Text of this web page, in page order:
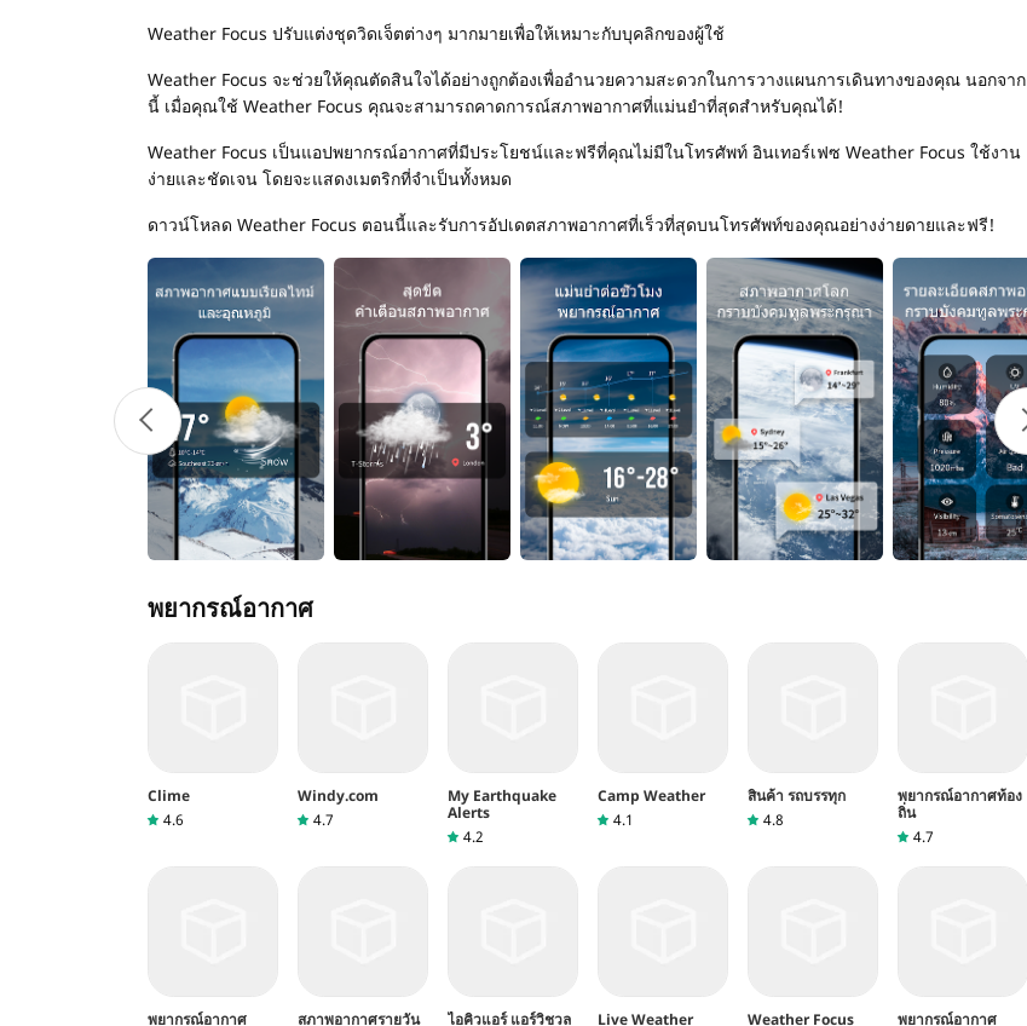
Weather Focus ปรับแต่งชุดวิดเจ็ตต่างๆ มากมายเพื่อให้เหมาะกับบุคลิกของผู้ใช้
Weather Focus จะช่วยให้คุณตัดสินใจได้อย่างถูกต้องเพื่ออำนวยความสะดวกในการวางแผนการเดินทางของคุณ นอกจาก
นี้ เมื่อคุณใช้ Weather Focus คุณจะสามารถคาดการณ์สภาพอากาศที่แม่นยำที่สุดสำหรับคุณได้!
Weather Focus เป็นแอปพยากรณ์อากาศที่มีประโยชน์และฟรีที่คุณไม่มีในโทรศัพท์ อินเทอร์เฟซ Weather Focus ใช้งาน
ง่ายและชัดเจน โดยจะแสดงเมตริกที่จำเป็นทั้งหมด
ดาวน์โหลด Weather Focus ตอนนี้และรับการอัปเดตสภาพอากาศที่เร็วที่สุดบนโทรศัพท์ของคุณอย่างง่ายดายและฟรี!
พยากรณ์อากาศ
Clime
4.6
Windy.com
4.7
My Earthquake
Alerts
4.2
Camp Weather
4.1
สินค้า รถบรรทุก
4.8
พยากรณ์อากาศท้อง
ถิ่น
4.7
พยากรณ์อากาศ สภาพอากาศรายวัน ไอคิวแอร์ แอร์วิชวล Live Weather Weather Focus พยากรณ์อากาศ